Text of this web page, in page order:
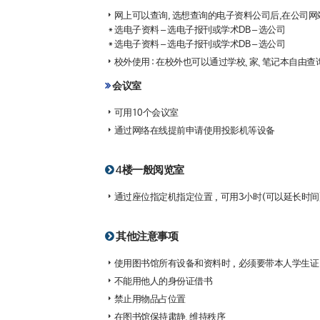
网上可以查询, 选想查询的电子资料公司后,在公司网
* 选电子资料 – 选电子报刊或学术DB – 选公司
* 选电子资料 – 选电子报刊或学术DB – 选公司
校外使用 : 在校外也可以通过学校、家、笔记本自由查
会议室
可用10个会议室
通过网络在线提前申请使用投影机等设备
4楼一般阅览室
通过座位指定机指定位置，可用3小时(可以延长时
其他注意事项
使用图书馆所有设备和资料时，必须要带本人学生证
不能用他人的身份证借书
禁止用物品占位置
在图书馆保持肃静、维持秩序